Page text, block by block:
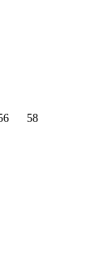
58